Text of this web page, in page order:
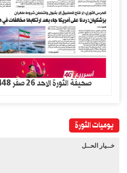
صحيفة الثورة الاحد 26 صفر 1448- 9 اغسطس 2026
يوميات الثورة
خــيار الحــل